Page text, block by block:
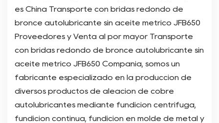
es China Transporte con bridas redondo de
bronce autolubricante sin aceite métrico JFB650
Proveedores y Venta al por mayor Transporte
con bridas redondo de bronce autolubricante sin
aceite métrico JFB650 Compañía, somos un
fabricante especializado en la producción de
diversos productos de aleación de cobre
autolubricantes mediante fundición centrífuga,
fundición continua, fundición en molde de metal y